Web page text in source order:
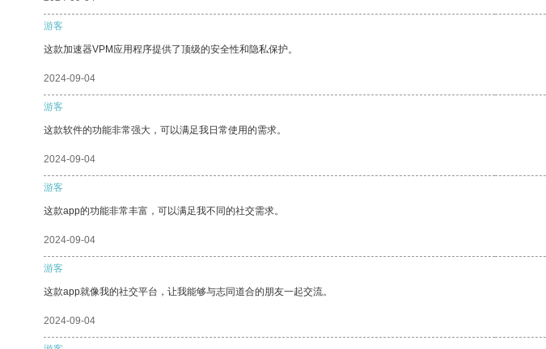
游客
这款加速器VPM应用程序提供了顶级的安全性和隐私保护。
2024-09-04
游客
这款软件的功能非常强大，可以满足我日常使用的需求。
2024-09-04
游客
这款app的功能非常丰富，可以满足我不同的社交需求。
2024-09-04
游客
这款app就像我的社交平台，让我能够与志同道合的朋友一起交流。
2024-09-04